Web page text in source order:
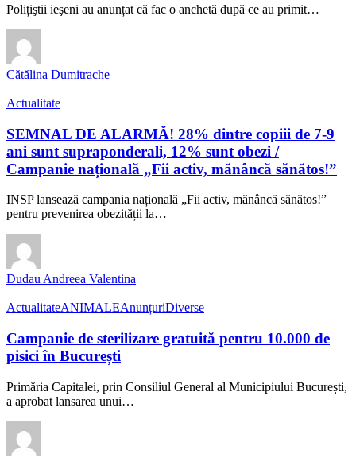
Polițiştii ieşeni au anunțat că fac o anchetă după ce au primit…
Cătălina Dumitrache
Actualitate
SEMNAL DE ALARMĂ! 28% dintre copiii de 7-9
ani sunt supraponderali, 12% sunt obezi /
Campanie națională „Fii activ, mănâncă sănătos!”
INSP lansează campania națională „Fii activ, mănâncă sănătos!”
pentru prevenirea obezității la…
Dudau Andreea Valentina
ActualitateANIMALEAnunțuriDiverse
Campanie de sterilizare gratuită pentru 10.000 de
pisici în București
Primăria Capitalei, prin Consiliul General al Municipiului București,
a aprobat lansarea unui…